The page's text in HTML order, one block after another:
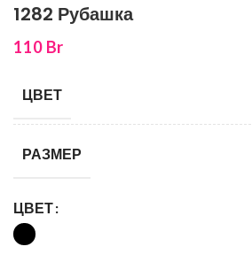
1282 Рубашка
110 Br
ЦВЕТ
РАЗМЕР
ЦВЕТ